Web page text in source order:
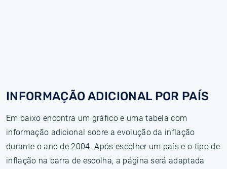
INFORMAÇÃO ADICIONAL POR PAÍS
Em baixo encontra um gráfico e uma tabela com
informação adicional sobre a evolução da inflação
durante o ano de 2004. Após escolher um país e o tipo de
inflação na barra de escolha, a página será adaptada